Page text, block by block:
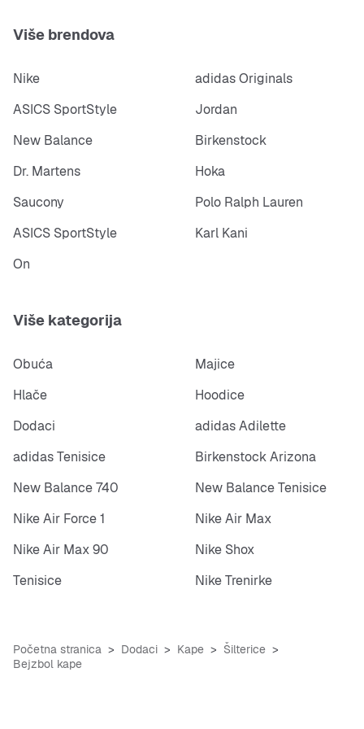
Više brendova
Nike
adidas Originals
ASICS SportStyle
Jordan
New Balance
Birkenstock
Dr. Martens
Hoka
Saucony
Polo Ralph Lauren
ASICS SportStyle
Karl Kani
On
Više kategorija
Obuća
Majice
Hlače
Hoodice
Dodaci
adidas Adilette
adidas Tenisice
Birkenstock Arizona
New Balance 740
New Balance Tenisice
Nike Air Force 1
Nike Air Max
Nike Air Max 90
Nike Shox
Tenisice
Nike Trenirke
Početna stranica Dodaci Kape
Šilterice
Bejzbol kape